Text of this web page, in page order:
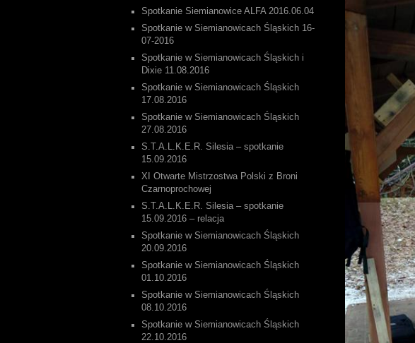
Spotkanie Siemianowice ALFA 2016.06.04
Spotkanie w Siemianowicach Śląskich 16-
07-2016
Spotkanie w Siemianowicach Śląskich i
Dixie 11.08.2016
Spotkanie w Siemianowicach Śląskich
17.08.2016
Spotkanie w Siemianowicach Śląskich
27.08.2016
S.T.A.L.K.E.R. Silesia – spotkanie
15.09.2016
XI Otwarte Mistrzostwa Polski z Broni
Czarnoprochowej
S.T.A.L.K.E.R. Silesia – spotkanie
15.09.2016 – relacja
Spotkanie w Siemianowicach Śląskich
20.09.2016
Spotkanie w Siemianowicach Śląskich
01.10.2016
Spotkanie w Siemianowicach Śląskich
08.10.2016
Spotkanie w Siemianowicach Śląskich
22.10.2016